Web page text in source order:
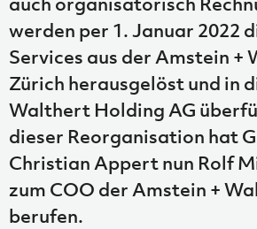
werden per 1. Januar 2022
Services aus der Amstein +
Zürich herausgelöst und in
Walthert Holding AG
dieser Reorganisation hat
Christian Appert nun Rolf
zum COO der Amstein +
berufen.